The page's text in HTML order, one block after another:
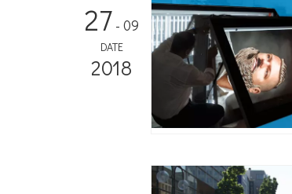
27 - 09
DATE
2018